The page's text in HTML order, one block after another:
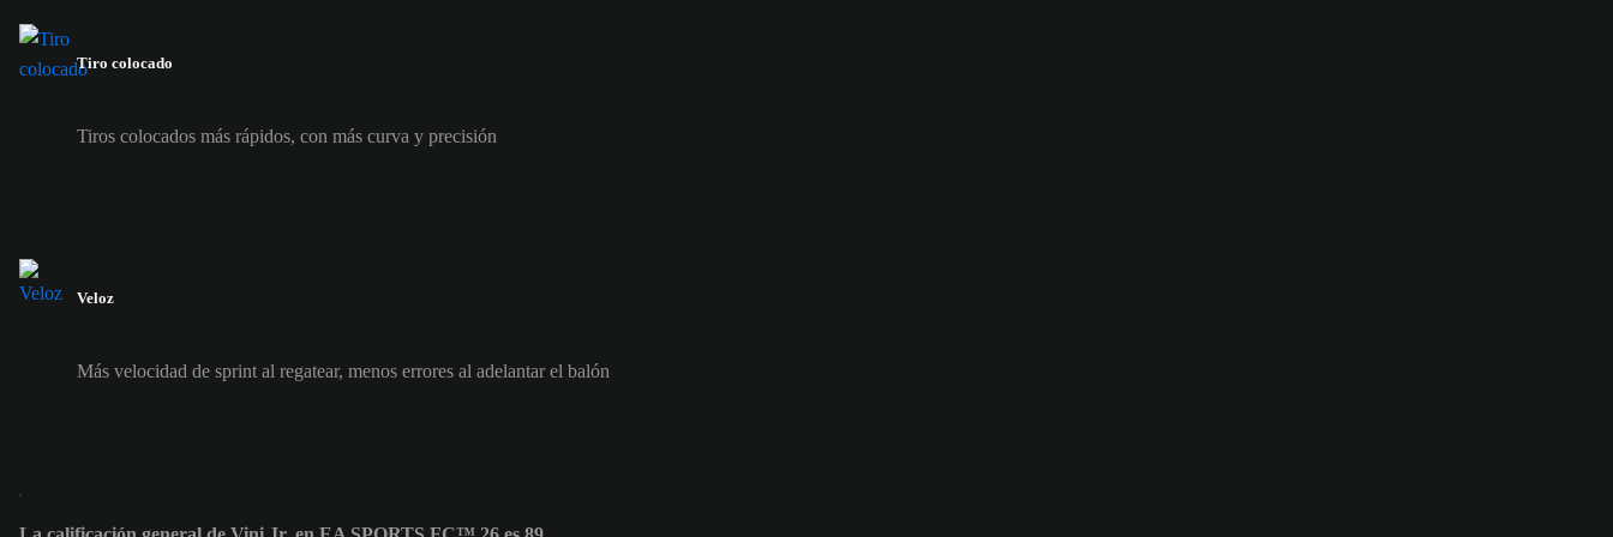
Tiro colocado
Tiros colocados más rápidos, con más curva y precisión
Veloz
Más velocidad de sprint al regatear, menos errores al adelantar el balón